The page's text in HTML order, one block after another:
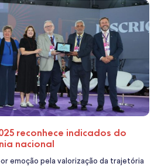
reconhece indicados do
nacional
emoção pela valorização da trajetória